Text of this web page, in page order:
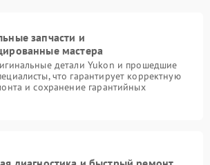
запчасти и
мастера
детали Yukon и прошедшие
что гарантирует корректную
и сохранение гарантийных